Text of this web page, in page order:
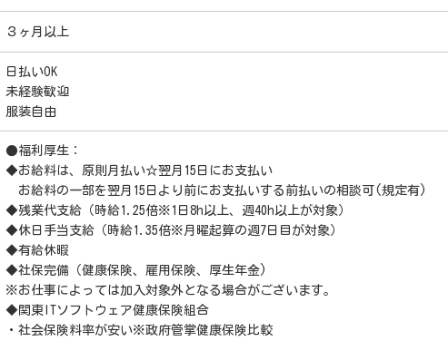
３ヶ月以上
日払いOK
未経験歓迎
服装自由
●福利厚生：
◆お給料は、原則月払い☆翌月15日にお支払い
お給料の一部を翌月15日より前にお支払いする前払いの相談可(規定有)
◆残業代支給（時給1.25倍※1日8h以上、週40h以上が対象）
◆休日手当支給（時給1.35倍※月曜起算の週7日目が対象）
◆有給休暇
◆社保完備（健康保険、雇用保険、厚生年金)
※お仕事によっては加入対象外となる場合がございます。
◆関東ITソフトウェア健康保険組合
・社会保険料率が安い※政府管掌健康保険比較